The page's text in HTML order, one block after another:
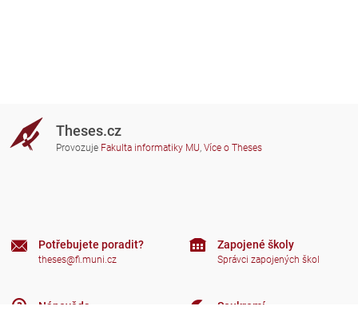
Theses.cz
Provozuje Fakulta informatiky MU, Více o Theses
Potřebujete poradit?
theses@fi.muni.cz
Nápověda
Zapojené školy
Správci zapojených škol
Soukromí